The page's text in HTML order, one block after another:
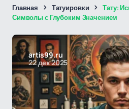
Главная Татуировки
Тату:
Символы с Глубоким Значением
artis99.ru
22 дек 2025